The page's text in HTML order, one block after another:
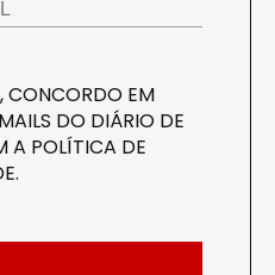
CONCORDO EM
DO DIÁRIO DE
A POLÍTICA DE
.